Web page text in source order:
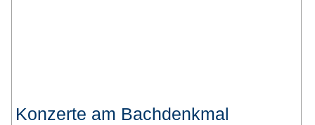
Konzerte am Bachdenkmal